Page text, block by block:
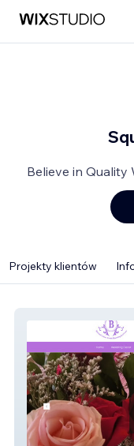
Believe in Quality
Projekty klientów